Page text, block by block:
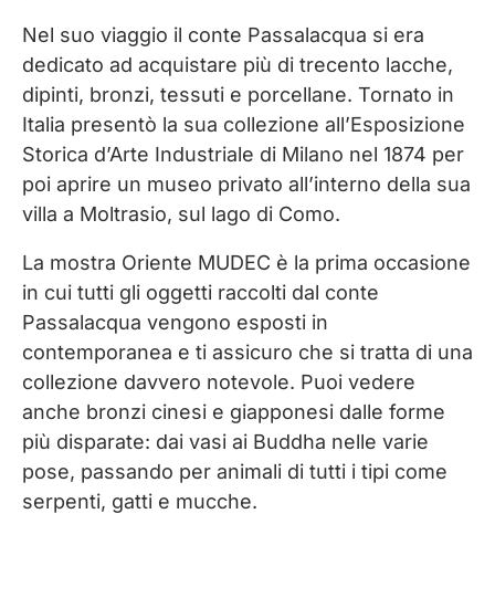
Nel suo viaggio il conte Passalacqua si era
dedicato ad acquistare più di trecento lacche,
dipinti, bronzi, tessuti e porcellane. Tornato in
Italia presentò la sua collezione all’Esposizione
Storica d’Arte Industriale di Milano nel 1874 per
poi aprire un museo privato all’interno della sua
villa a Moltrasio, sul lago di Como.
La mostra Oriente MUDEC è la prima occasione
in cui tutti gli oggetti raccolti dal conte
Passalacqua vengono esposti in
contemporanea e ti assicuro che si tratta di una
collezione davvero notevole. Puoi vedere
anche bronzi cinesi e giapponesi dalle forme
più disparate: dai vasi ai Buddha nelle varie
pose, passando per animali di tutti i tipi come
serpenti, gatti e mucche.